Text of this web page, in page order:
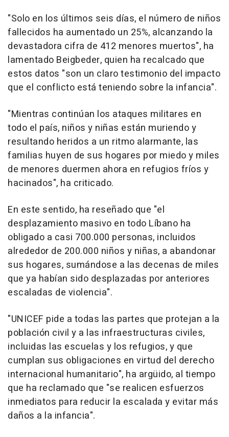
"Solo en los últimos seis días, el número de niños
fallecidos ha aumentado un 25%, alcanzando la
devastadora cifra de 412 menores muertos", ha
lamentado Beigbeder, quien ha recalcado que
estos datos "son un claro testimonio del impacto
que el conflicto está teniendo sobre la infancia".
"Mientras continúan los ataques militares en
todo el país, niños y niñas están muriendo y
resultando heridos a un ritmo alarmante, las
familias huyen de sus hogares por miedo y miles
de menores duermen ahora en refugios fríos y
hacinados", ha criticado.
En este sentido, ha reseñado que "el
desplazamiento masivo en todo Líbano ha
obligado a casi 700.000 personas, incluidos
alrededor de 200.000 niños y niñas, a abandonar
sus hogares, sumándose a las decenas de miles
que ya habían sido desplazadas por anteriores
escaladas de violencia".
"UNICEF pide a todas las partes que protejan a la
población civil y a las infraestructuras civiles,
incluidas las escuelas y los refugios, y que
cumplan sus obligaciones en virtud del derecho
internacional humanitario", ha argüido, al tiempo
que ha reclamado que "se realicen esfuerzos
inmediatos para reducir la escalada y evitar más
daños a la infancia".